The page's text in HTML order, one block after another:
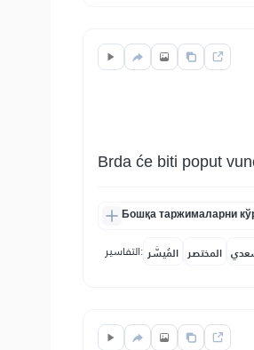
Brda će biti poput
Бошқа таржималарни
التفاسير: المُيسَّر المختصر